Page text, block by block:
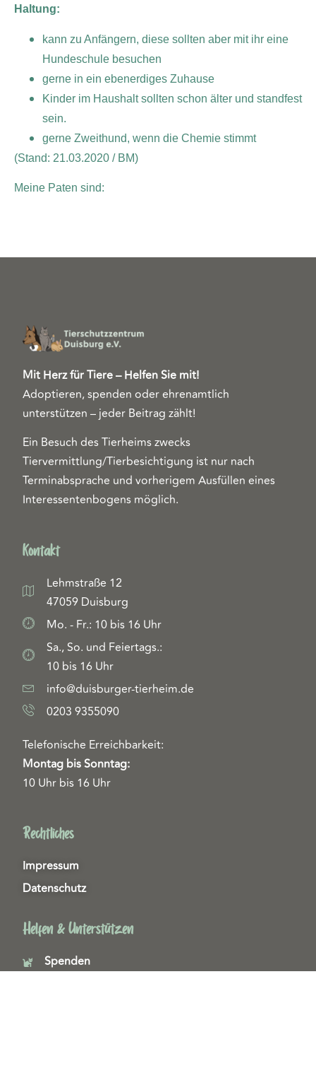
Haltung:
kann zu Anfängern, diese sollten aber mit ihr eine
Hundeschule besuchen
gerne in ein ebenerdiges Zuhause
Kinder im Haushalt sollten schon älter und standfest
sein.
gerne Zweithund, wenn die Chemie stimmt
(Stand: 21.03.2020 / BM)
Meine Paten sind:
Mit Herz für Tiere – Helfen Sie mit!
Adoptieren, spenden oder ehrenamtlich
unterstützen – jeder Beitrag zählt!
Ein Besuch des Tierheims zwecks
Tiervermittlung/Tierbesichtigung ist nur nach
Terminabsprache und vorherigem Ausfüllen eines
Interessentenbogens möglich.
Kontakt
Lehmstraße 12
47059 Duisburg
Mo. - Fr.: 10 bis 16 Uhr
Sa., So. und Feiertags.:
10 bis 16 Uhr
info@duisburger-tierheim.de
0203 9355090
Telefonische Erreichbarkeit:
Montag bis Sonntag:
10 Uhr bis 16 Uhr
Rechtliches
Impressum
Datenschutz
Helfen & Unterstützen
Spenden